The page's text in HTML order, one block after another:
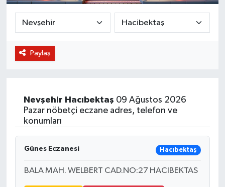
Paylaş
Nevşehir Hacıbektaş 09 Ağustos 2026
Pazar nöbetçi eczane adres, telefon ve
konumları
Günes Eczanesi Hacıbektaş
BALA MAH. WELBERT CAD.NO:27 HACIBEKTAS
BİLİM VE TEKNOLOJİ